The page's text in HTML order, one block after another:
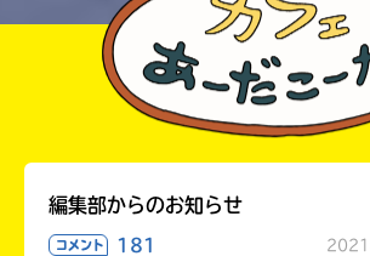
編集部からのお知らせ
コメント 181 2021